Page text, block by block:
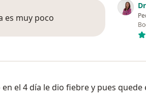
es muy poco
el 4 día le dio fiebre y pues quede